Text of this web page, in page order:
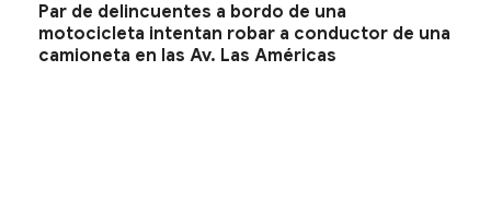
Par de delincuentes a bordo de una
motocicleta intentan robar a conductor de una
camioneta en las Av. Las Américas